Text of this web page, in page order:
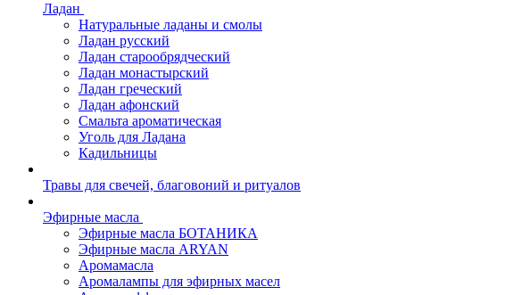
Ладан
Натуральные ладаны и смолы
Ладан русский
Ладан старообрядческий
Ладан монастырский
Ладан греческий
Ладан афонский
Смальта ароматическая
Уголь для Ладана
Кадильницы
Травы для свечей, благовоний и ритуалов
Эфирные масла
Эфирные масла БОТАНИКА
Эфирные масла ARYAN
Аромамасла
Аромалампы для эфирных масел